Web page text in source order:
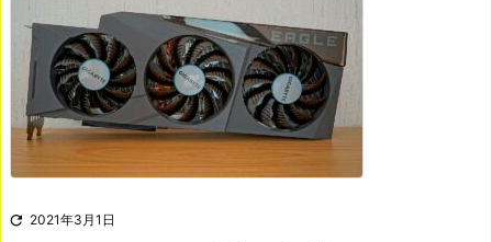
 2021年3月1日